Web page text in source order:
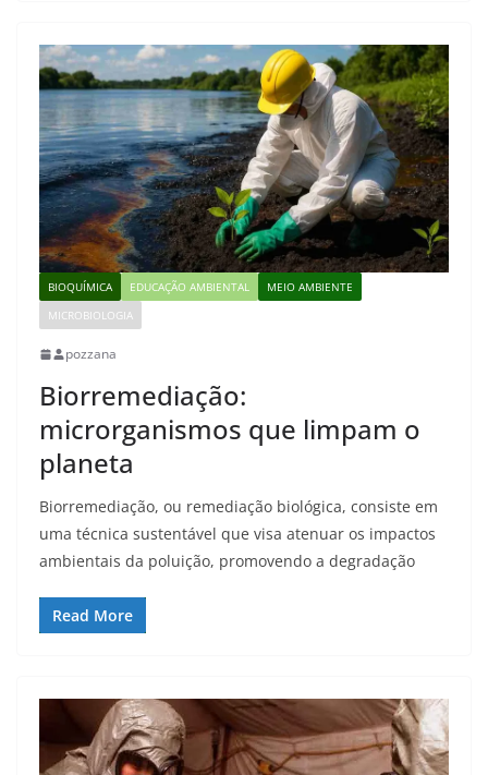
BIOQUÍMICA EDUCAÇÃO AMBIENTAL
MEIO AMBIENTE
MICROBIOLOGIA
pozzana
Biorremediação:
microrganismos que limpam o
planeta
Biorremediação, ou remediação biológica, consiste em
uma técnica sustentável que visa atenuar os impactos
ambientais da poluição, promovendo a degradação
Read More